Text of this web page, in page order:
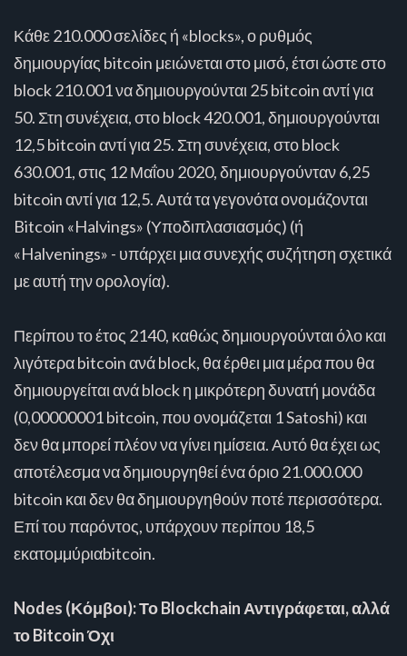
Κάθε 210.000 σελίδες ή «blocks», ο ρυθμός
δημιουργίας bitcoin μειώνεται στο μισό, έτσι ώστε στο
block 210.001 να δημιουργούνται 25 bitcoin αντί για
50. Στη συνέχεια, στο block 420.001, δημιουργούνται
12,5 bitcoin αντί για 25. Στη συνέχεια, στο block
630.001, στις 12 Μαΐου 2020, δημιουργούνταν 6,25
bitcoin αντί για 12,5. Αυτά τα γεγονότα ονομάζονται
Bitcoin «Halvings» (Υποδιπλασιασμός) (ή
«Halvenings» - υπάρχει μια συνεχής συζήτηση σχετικά
με αυτή την ορολογία).
Περίπου το έτος 2140, καθώς δημιουργούνται όλο και
λιγότερα bitcoin ανά block, θα έρθει μια μέρα που θα
δημιουργείται ανά block η μικρότερη δυνατή μονάδα
(0,00000001 bitcoin, που ονομάζεται 1 Satoshi) και
δεν θα μπορεί πλέον να γίνει ημίσεια. Αυτό θα έχει ως
αποτέλεσμα να δημιουργηθεί ένα όριο 21.000.000
bitcoin και δεν θα δημιουργηθούν ποτέ περισσότερα.
Επί του παρόντος, υπάρχουν περίπου 18,5
εκατομμύριαbitcoin.
Nodes (Κόμβοι): Το Blockchain Αντιγράφεται, αλλά
το Bitcoin Όχι